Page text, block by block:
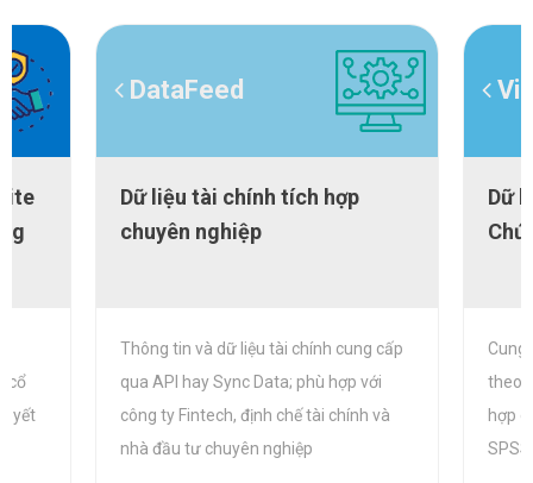
cổ
yết
DataFeed
Dữ liệu tài chính tích hợp
chuyên nghiệp
Thông tin và dữ liệu tài chính cung cấp
qua API hay Sync Data; phù hợp với
công ty Fintech, định chế tài chính và
nhà đầu tư chuyên nghiệp
Dữ
Cung
theo
hợp